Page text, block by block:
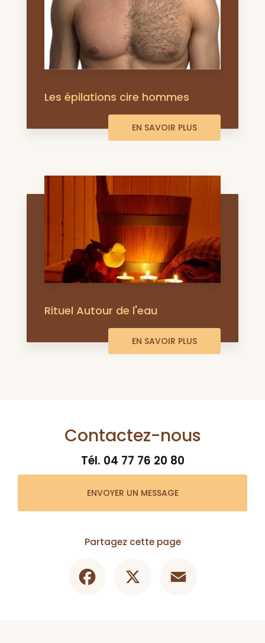
Les épilations cire hommes
EN SAVOIR PLUS
Rituel Autour de l'eau
EN SAVOIR PLUS
Contactez-nous
Tél. 04 77 76 20 80
ENVOYER UN MESSAGE
Partagez cette page